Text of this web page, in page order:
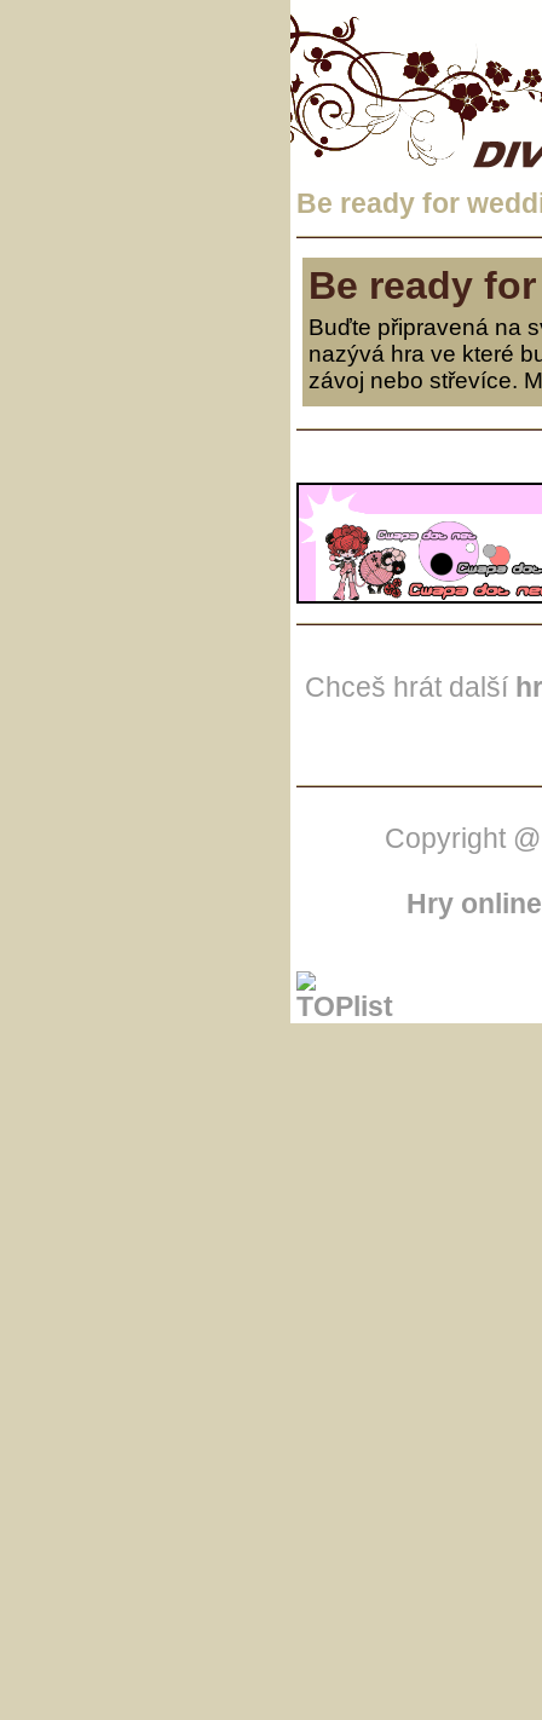
Be ready for
Be ready
Buďte připravená na
nazývá hra ve které
závoj nebo střevíce.
Chceš hrát další
Copyright
Hry online